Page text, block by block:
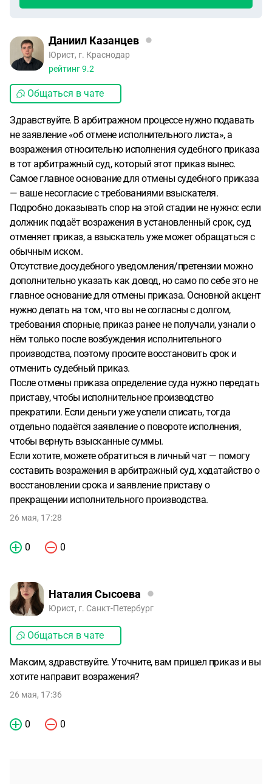
Даниил Казанцев
Юрист, г. Краснодар
рейтинг9.2
Общаться в чате
Здравствуйте. В арбитражном процессе нужно подавать
не заявление «об отмене исполнительного листа», а
возражения относительно исполнения судебного приказа
в тот арбитражный суд, который этот приказ вынес.
Самое главное основание для отмены судебного приказа
— ваше несогласие с требованиями взыскателя.
Подробно доказывать спор на этой стадии не нужно: если
должник подаёт возражения в установленный срок, суд
отменяет приказ, а взыскатель уже может обращаться с
обычным иском.
Отсутствие досудебного уведомления/претензии можно
дополнительно указать как довод, но само по себе это не
главное основание для отмены приказа. Основной акцент
нужно делать на том, что вы не согласны с долгом,
требования спорные, приказ ранее не получали, узнали о
нём только после возбуждения исполнительного
производства, поэтому просите восстановить срок и
отменить судебный приказ.
После отмены приказа определение суда нужно передать
приставу, чтобы исполнительное производство
прекратили. Если деньги уже успели списать, тогда
отдельно подаётся заявление о повороте исполнения,
чтобы вернуть взысканные суммы.
Если хотите, можете обратиться в личный чат — помогу
составить возражения в арбитражный суд, ходатайство о
восстановлении срока и заявление приставу о
прекращении исполнительного производства.
26 мая, 17:28
0 0
Наталия Сысоева
Юрист, г. Санкт-Петербург
Общаться в чате
Максим, здравствуйте. Уточните, вам пришел приказ и вы
хотите направит возражения?
26 мая, 17:36
0 0